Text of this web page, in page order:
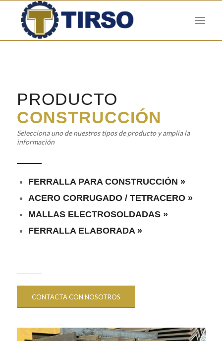
PRODUCTO
CONSTRUCCIÓN
Selecciona uno de nuestros tipos de producto y amplia la
información
FERRALLA PARA CONSTRUCCIÓN »
ACERO CORRUGADO / TETRACERO »
MALLAS ELECTROSOLDADAS »
FERRALLA ELABORADA »
CONTACTA CON NOSOTROS